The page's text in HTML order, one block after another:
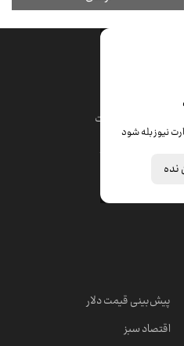
نیوز بله شود
نده
قیمت درهم امارات
پیش‌بینی قیمت دلار
اقتصاد سبز